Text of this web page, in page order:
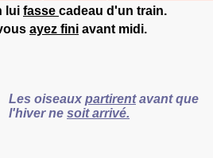
lui fasse cadeau d'un train.
ayez fini avant midi.
Les oiseaux partirentavant que
l'hiver ne soit arrivé.